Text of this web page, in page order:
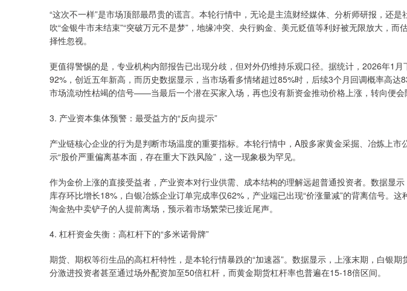
“这次不一样”是市场顶部最昂贵的谎言。本轮行情中，无论是主流财经媒体、分析师研报，还是
吹“金银牛市未结束”“突破万元不是梦”，地缘冲突、央行购金、美元贬值等利好被无限放大，而
择性忽视。
更值得警惕的是，专业机构内部报告已出现分歧，但对外仍维持乐观口径。据统计，2026年1
92%，创近五年新高，而历史数据显示，当市场看多情绪超过85%时，后续3个月回调概率高达
市场流动性枯竭的信号——当最后一个潜在买家入场，再也没有新资金推动价格上涨，转向便会
3. 产业资本集体预警：最受益方的“反向提示”
产业链核心企业的行为是判断市场温度的重要指标。本轮行情中，A股多家黄金采掘、冶炼上市
示“股价严重偏离基本面，存在重大下跌风险”，这一现象极为罕见。
作为金价上涨的直接受益者，产业资本对行业供需、成本结构的理解远超普通投资者。数据显
库存环比增长18%，白银冶炼企业订单完成率仅62%，产业端已出现“价涨量减”的背离信号。这
淘金热中卖铲子的人提前离场，预示着市场繁荣已接近尾声。
4. 杠杆资金失衡：高杠杆下的“多米诺骨牌”
期货、期权等衍生品的高杠杆特性，是本轮行情暴跌的“加速器”。数据显示，上涨末期，白银
分激进投资者甚至通过场外配资加至50倍杠杆，而黄金期货杠杆率也普遍在15-18倍区间。